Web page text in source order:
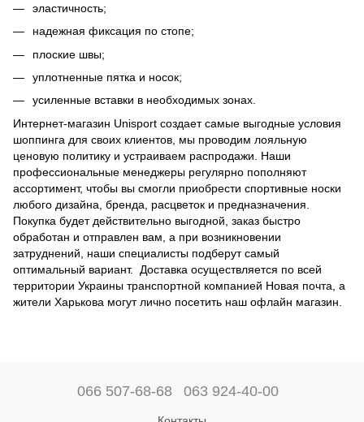
эластичность;
надежная фиксация по стопе;
плоские швы;
уплотненные пятка и носок;
усиленные вставки в необходимых зонах.
Интернет-магазин Unisport создает самые выгодные условия
шоппинга для своих клиентов, мы проводим лояльную
ценовую политику и устраиваем распродажи. Наши
профессиональные менеджеры регулярно пополняют
ассортимент, чтобы вы смогли приобрести спортивные носки
любого дизайна, бренда, расцветок и предназначения.
Покупка будет действительно выгодной, заказ быстро
обработан и отправлен вам, а при возникновении
затруднений, наши специалисты подберут самый
оптимальный вариант. Доставка осуществляется по всей
территории Украины транспортной компанией Новая почта, а
жители Харькова могут лично посетить наш офлайн магазин.
066 507-68-68 063 924-40-00